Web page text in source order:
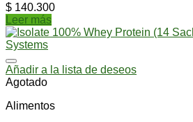
$ 140.300
Leer más
Añadir a la lista de deseos
Agotado
Alimentos